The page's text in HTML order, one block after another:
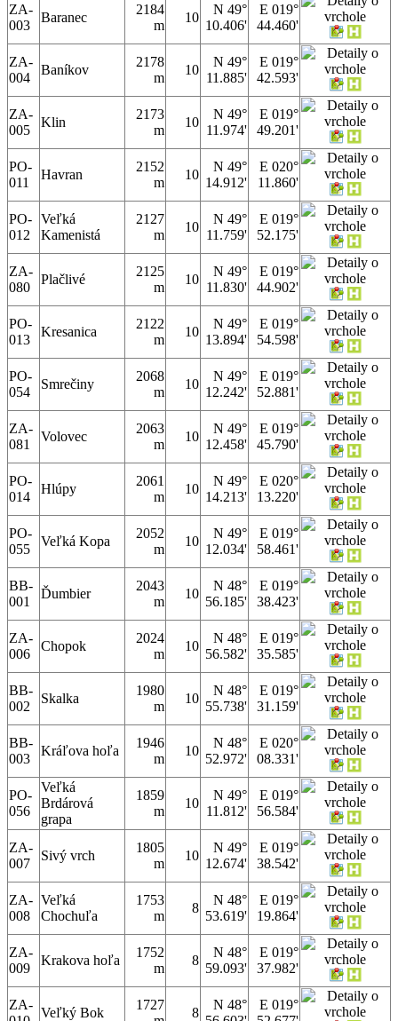
ZA-
003
Baranec
2184
m
10
N 49°
10.406'
E 019°
44.460'
ZA-
004
Baníkov
2178
m
10
N 49°
11.885'
E 019°
42.593'
ZA-
005
Klin
2173
m
10
N 49°
11.974'
E 019°
49.201'
PO-
011
Havran
2152
m
10
N 49°
14.912'
E 020°
11.860'
PO-
012
Veľká
Kamenistá
2127
m
10
N 49°
11.759'
E 019°
52.175'
ZA-
080
Plačlivé
2125
m
10
N 49°
11.830'
E 019°
44.902'
PO-
013
Kresanica
2122
m
10
N 49°
13.894'
E 019°
54.598'
PO-
054
Smrečiny
2068
m
10
N 49°
12.242'
E 019°
52.881'
ZA-
081
Volovec
2063
m
10
N 49°
12.458'
E 019°
45.790'
PO-
014
Hlúpy
2061
m
10
N 49°
14.213'
E 020°
13.220'
PO-
055
Veľká Kopa
2052
m
10
N 49°
12.034'
E 019°
58.461'
BB-
001
Ďumbier
2043
m
10
N 48°
56.185'
E 019°
38.423'
ZA-
006
Chopok
2024
m
10
N 48°
56.582'
E 019°
35.585'
BB-
002
Skalka
1980
m
10
N 48°
55.738'
E 019°
31.159'
BB-
003
Kráľova hoľa
1946
m
10
N 48°
52.972'
E 020°
08.331'
PO-
056
Veľká
Brdárová
grapa
1859
m
10
N 49°
11.812'
E 019°
56.584'
ZA-
007
Sivý vrch
1805
m
10
N 49°
12.674'
E 019°
38.542'
ZA-
008
Veľká
Chochuľa
1753
m
8
N 48°
53.619'
E 019°
19.864'
ZA-
009
Krakova hoľa
1752
m
8
N 48°
59.093'
E 019°
37.982'
ZA-
Veľký Bok
1727
8
N 48°
E 019°